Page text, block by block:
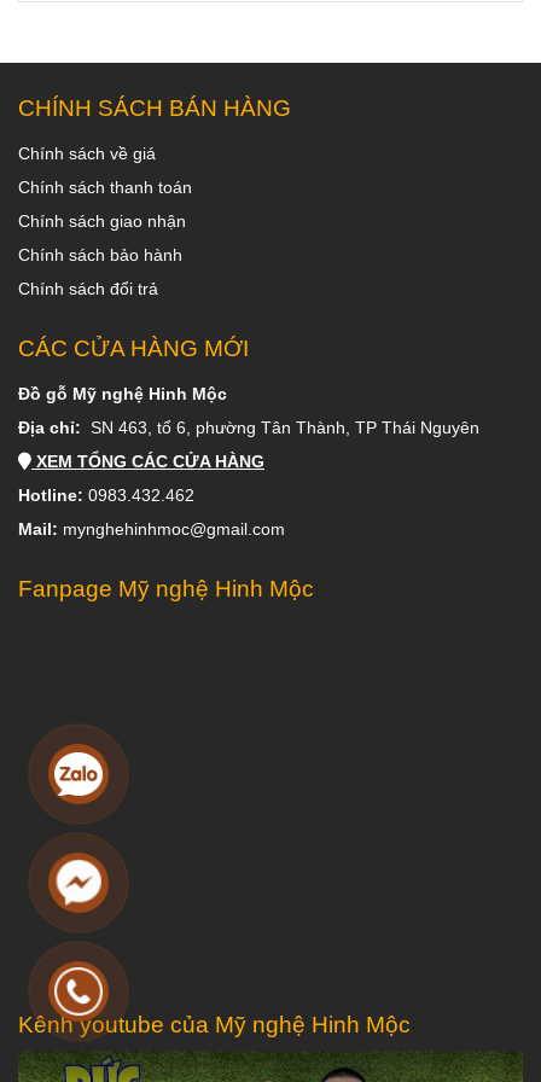
CHÍNH SÁCH BÁN HÀNG
Chính sách về giá
Chính sách thanh toán
Chính sách giao nhận
Chính sách bảo hành
Chính sách đổi trả
CÁC CỬA HÀNG MỚI
Đồ gỗ Mỹ nghệ Hinh Mộc
Địa chỉ: SN 463, tổ 6, phường Tân Thành, TP Thái Nguyên
XEM TỔNG CÁC CỬA HÀNG
Hotline: 0983.432.462
Mail: mynghehinhmoc@gmail.com
Fanpage Mỹ nghệ Hinh Mộc
Kênh youtube của Mỹ nghệ Hinh Mộc